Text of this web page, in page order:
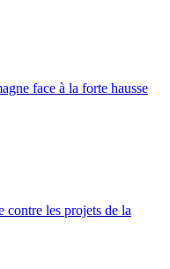
face à la forte hausse
contre les projets de la